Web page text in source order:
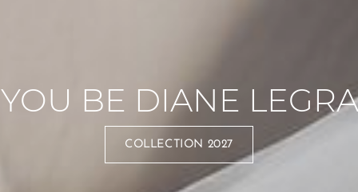
BE DIANE
COLLECTION 2027